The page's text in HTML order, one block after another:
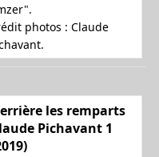
photos : Claude
les remparts
Pichavant 1